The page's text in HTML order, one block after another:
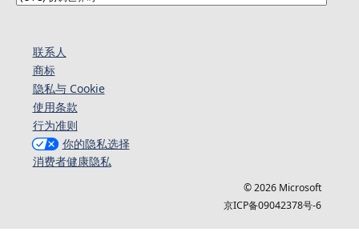
联系人
商标
隐私与 Cookie
使用条款
行为准则
你的隐私选择
消费者健康隐私
© 2026 Microsoft
京ICP备09042378号-6